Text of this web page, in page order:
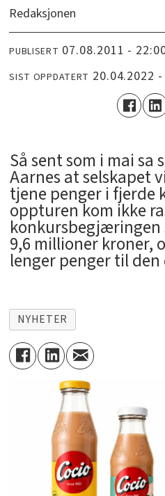
Redaksjonen
PUBLISERT 07.08.2011 -
SIST OPPDATERT 20.04.2022
Så sent som i mai sa
Aarnes at selskapet
tjene penger i fjerde
oppturen kom ikke
konkursbegjæringen
9,6 millioner kroner,
lenger penger til
NYHETER